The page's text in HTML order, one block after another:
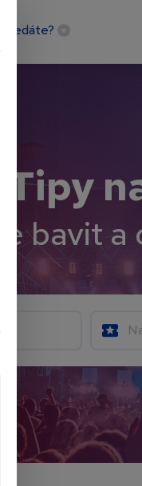
hledáte?
Tipy
bavit a